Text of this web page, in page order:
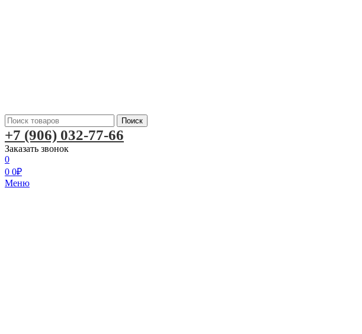
Поиск
+7 (906) 032-77-66
Заказать звонок
0
0 0₽
Меню